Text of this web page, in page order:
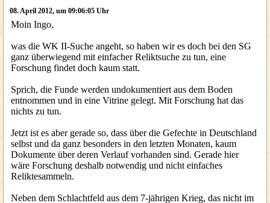
08. April 2012, um 09:06:05 Uhr
Moin Ingo,
was die WK II-Suche angeht, so haben wir es doch bei den SG
ganz überwiegend mit einfacher Reliktsuche zu tun, eine
Forschung findet doch kaum statt.
Sprich, die Funde werden undokumentiert aus dem Boden
entnommen und in eine Vitrine gelegt. Mit Forschung hat das
nichts zu tun.
Jetzt ist es aber gerade so, dass über die Gefechte in Deutschland
selbst und da ganz besonders in den letzten Monaten, kaum
Dokumente über deren Verlauf vorhanden sind. Gerade hier
wäre Forschung deshalb notwendig und nicht einfaches
Reliktesammeln.
Neben dem Schlachtfeld aus dem 7-jährigen Krieg, das nicht im